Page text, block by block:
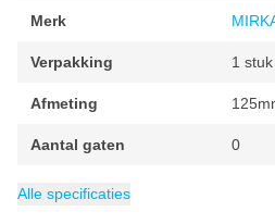
Merk
Verpakking 1 stuk
Afmeting
Aantal gaten 0
Diameter
Categorie
Alle specificaties